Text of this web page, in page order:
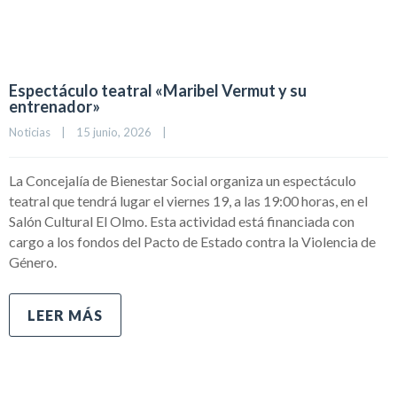
Espectáculo teatral «Maribel Vermut y su
entrenador»
Noticias 15 junio, 2026
La Concejalía de Bienestar Social organiza un espectáculo
teatral que tendrá lugar el viernes 19, a las 19:00 horas, en el
Salón Cultural El Olmo. Esta actividad está financiada con
cargo a los fondos del Pacto de Estado contra la Violencia de
Género.
LEER MÁS